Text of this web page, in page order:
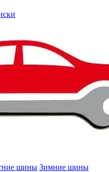
шины Зимние шины